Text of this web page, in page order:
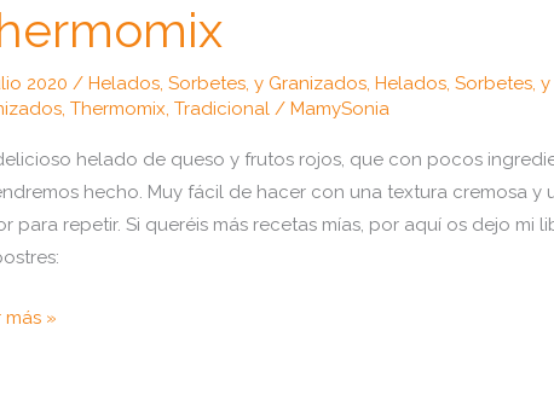
2020/Helados, Sorbetes, y Granizados,Helados, Sorbetes, y
,Thermomix,Tradicional /MamySonia
helado de queso y frutos rojos, que con pocos
hecho. Muy fácil de hacer con una textura cremosa y
para repetir. Si queréis más recetas mías, por aquí os dejo mi
más »